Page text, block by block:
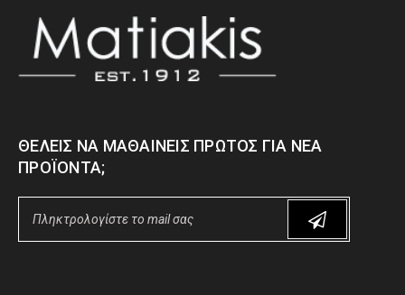
ΘΈΛΕΙΣ ΝΑ ΜΑΘΑΊΝΕΙΣ ΠΡΏΤΟΣ ΓΙΑ ΝΈΑ
ΠΡΟΪΌΝΤΑ;